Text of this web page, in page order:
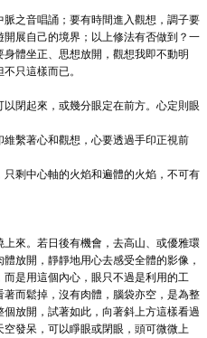
之音唱誦；要有時間進入觀想，調子要
展自己的境界；以上修法有否做到？一
體坐正、思想放開，觀想我即不動明
只這樣而已。
閉起來，或幾分眼定在前方。心定則眼
繫著心和觀想，心要透過手印正視前
剩中心軸的火焰和遍體的火焰，不可有
來。若日後有機會，去高山、或優雅環
放開，靜靜地用心去感受全體的影像，
是用這個內心，眼只不過是利用的工
而鬆掉，沒有肉體，腦袋亦空，是為整
放開，試著如此，向著斜上方這樣看過
發呆，可以睜眼或閉眼，頭可微微上